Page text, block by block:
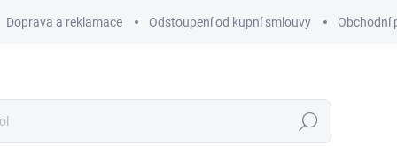
Doprava a reklamace Odstoupení od kupní smlouvy Obchodní
Hledat